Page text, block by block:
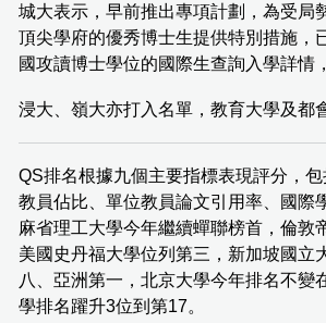
城大表示，早前推出專項計劃，為受局
頂尖學府的優秀博士生提供特別措施，
國攻讀博士學位的國際生查詢入學詳情
浸大、嶺大亦打入名單，教育大學及都
QS排名根據九個主要指標表現評分，
教員佔比、單位教員論文引用率、國際
麻省理工大學今年繼續蟬聯榜首，倫敦
美國史丹福大學位列第三，新加坡國立
八、亞洲第一，北京大學今年排名不變
學排名躍升3位到第17。